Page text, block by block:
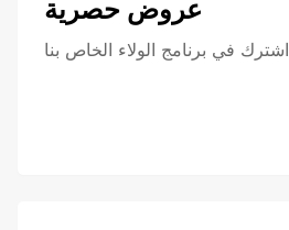
عروض حصرية
اشترك في برنامج الولاء الخاص بنا